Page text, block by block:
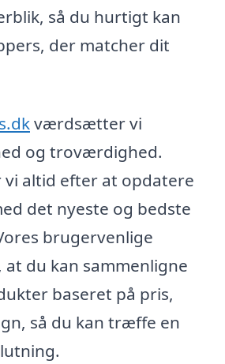
så du hurtigt kan
der matcher dit
værdsætter vi
og troværdighed.
altid efter at opdatere
det nyeste og bedste
brugervenlige
du kan sammenligne
baseret på pris,
så du kan træffe en